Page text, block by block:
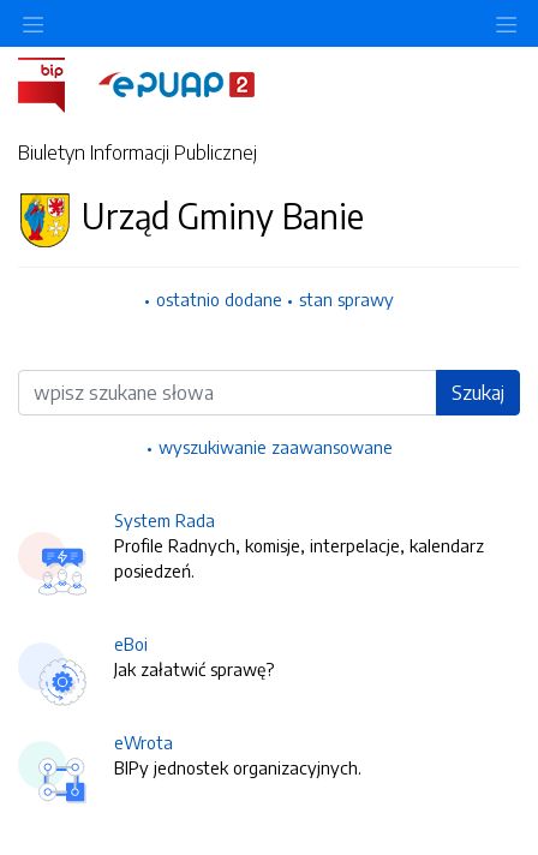
Biuletyn Informacji Publicznej
Urząd Gminy Banie
ostatnio dodane stan sprawy
Wyszukiwarka Szukaj
wyszukiwanie zaawansowane
System Rada
Profile Radnych, komisje, interpelacje, kalendarz
posiedzeń.
eBoi
Jak załatwić sprawę?
eWrota
BIPy jednostek organizacyjnych.